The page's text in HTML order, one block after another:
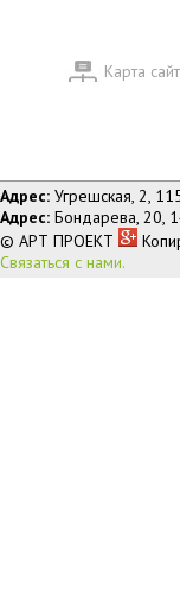
Карта
Адрес: Угрешская, 2,
Адрес: Бондарева, 20,
© АРТ ПРОЕКТ
Связаться с нами.